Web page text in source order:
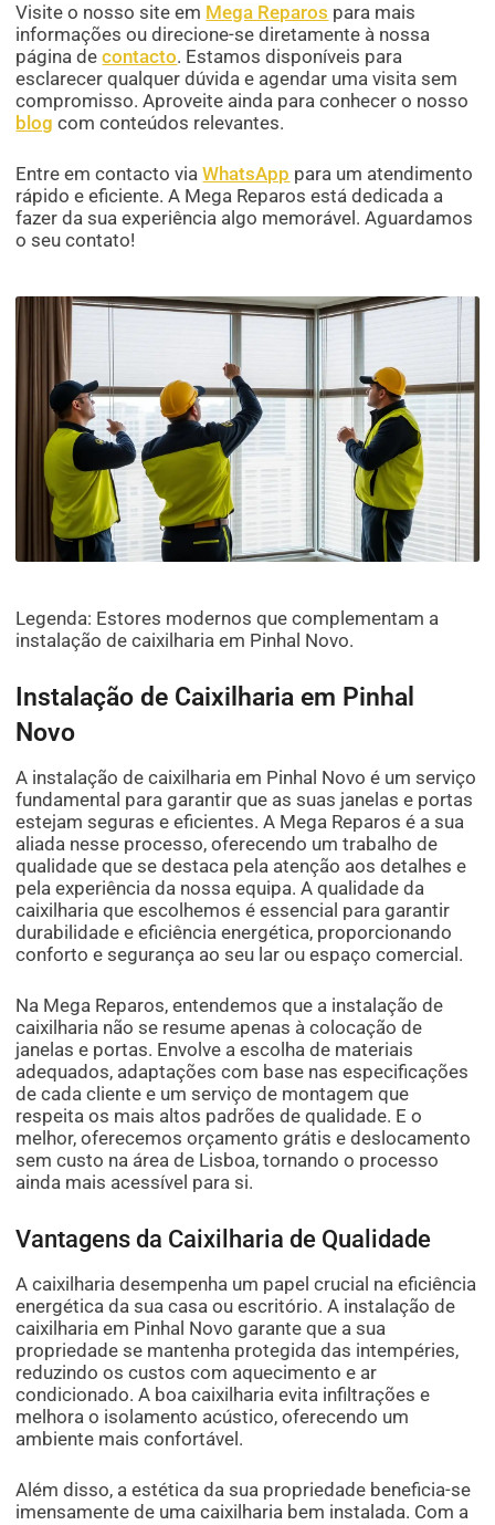
Visite o nosso site em Mega Reparos para mais
informações ou direcione-se diretamente à nossa
página decontacto. Estamos disponíveis para
esclarecer qualquer dúvida e agendar uma visita sem
compromisso. Aproveite ainda para conhecer o nosso
blog com conteúdos relevantes.
Entre em contacto viaWhatsApp para um atendimento
rápido e eficiente. A Mega Reparos está dedicada a
fazer da sua experiência algo memorável. Aguardamos
o seu contato!
Legenda: Estores modernos que complementam a
instalação de caixilharia em Pinhal Novo.
Instalação de Caixilharia em Pinhal
Novo
A instalação de caixilharia em Pinhal Novo é um serviço
fundamental para garantir que as suas janelas e portas
estejam seguras e eficientes. A Mega Reparos é a sua
aliada nesse processo, oferecendo um trabalho de
qualidade que se destaca pela atenção aos detalhes e
pela experiência da nossa equipa. A qualidade da
caixilharia que escolhemos é essencial para garantir
durabilidade e eficiência energética, proporcionando
conforto e segurança ao seu lar ou espaço comercial.
Na Mega Reparos, entendemos que a instalação de
caixilharia não se resume apenas à colocação de
janelas e portas. Envolve a escolha de materiais
adequados, adaptações com base nas especificações
de cada cliente e um serviço de montagem que
respeita os mais altos padrões de qualidade. E o
melhor, oferecemos orçamento grátis e deslocamento
sem custo na área de Lisboa, tornando o processo
ainda mais acessível para si.
Vantagens da Caixilharia de Qualidade
A caixilharia desempenha um papel crucial na eficiência
energética da sua casa ou escritório. A instalação de
caixilharia em Pinhal Novo garante que a sua
propriedade se mantenha protegida das intempéries,
reduzindo os custos com aquecimento e ar
condicionado. A boa caixilharia evita infiltrações e
melhora o isolamento acústico, oferecendo um
ambiente mais confortável.
Além disso, a estética da sua propriedade beneficia-se
imensamente de uma caixilharia bem instalada. Com a